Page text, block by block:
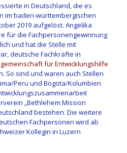
in Deutschland, die es
im baden-württembergischen
2019 aufgelöst. Angelika
für die Fachpersonengewinnung
und hat die Stelle mit
deutsche Fachkräfte in
für Entwicklungshilfe
So sind und waren auch Stellen
Peru und Bogota/Kolumbien
„Bethlehem Mission
bestehen. Die weitere
Fachpersonen wird ab
Kollegin in Luzern